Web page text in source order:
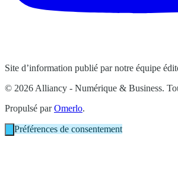
Site d’information publié par notre équipe
© 2026 Alliancy - Numérique & Business.
Propulsé parOmerlo.
Préférences de consentement